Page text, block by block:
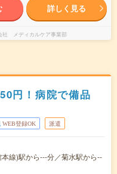
詳しく見る
社 メディカルケア事業部
円！病院で備品
WEB登録OK 派遣
線)駅から---分／菊水駅から--